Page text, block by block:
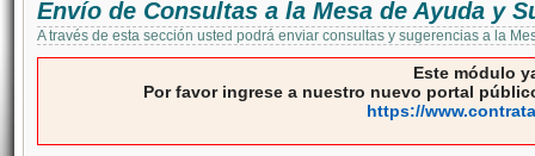
Envío de Consultas a la Mesa de Ayuda y
A través de esta sección usted podrá enviar consultas y sugerencias a la
Este módulo
Por favor ingrese a nuestro nuevo portal
https://